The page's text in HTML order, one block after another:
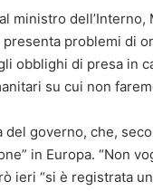
ministro
problemi di
obblighi di presa in
su cui non
del governo, che,
in Europa. “Non
ieri “si è registrata